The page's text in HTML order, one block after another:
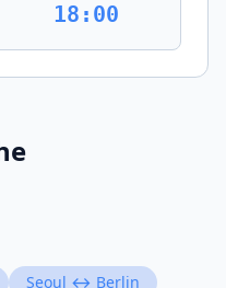
18:00
Seoul ↔ Berlin